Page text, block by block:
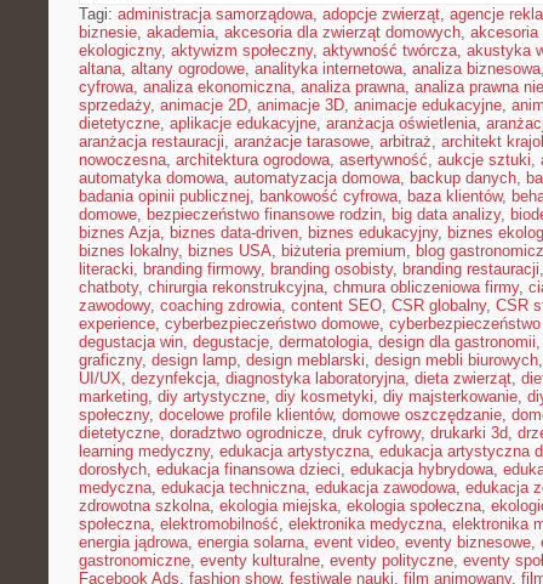
Tagi: administracja samorządowa, adopcje zwierząt, agencje
biznesie, akademia, akcesoria dla zwierząt domowych, akcesoria
ekologiczny, aktywizm społeczny, aktywność twórcza, akustyka
altana, altany ogrodowe, analityka internetowa, analiza biznesowa
cyfrowa, analiza ekonomiczna, analiza prawna, analiza prawna
sprzedaży, animacje 2D, animacje 3D, animacje edukacyjne,
dietetyczne, aplikacje edukacyjne, aranżacja oświetlenia,
aranżacja restauracji, aranżacje tarasowe, arbitraż, architekt
nowoczesna, architektura ogrodowa, asertywność, aukcje sztuki,
automatyka domowa, automatyzacja domowa, backup danych,
badania opinii publicznej, bankowość cyfrowa, baza klientów,
domowe, bezpieczeństwo finansowe rodzin, big data analizy,
biznes Azja, biznes data-driven, biznes edukacyjny, biznes
biznes lokalny, biznes USA, biżuteria premium, blog
literacki, branding firmowy, branding osobisty, branding restauracji
chatboty, chirurgia rekonstrukcyjna, chmura obliczeniowa firmy,
zawodowy, coaching zdrowia, content SEO, CSR globalny, CSR
experience, cyberbezpieczeństwo domowe,
degustacja win, degustacje, dermatologia, design dla gastronomii
graficzny, design lamp, design meblarski, design mebli biurowych
UI/UX, dezynfekcja, diagnostyka laboratoryjna, dieta zwierząt,
marketing, diy artystyczne, diy kosmetyki, diy majsterkowanie,
społeczny, docelowe profile klientów, domowe oszczędzanie,
dietetyczne, doradztwo ogrodnicze, druk cyfrowy, drukarki 3d,
learning medyczny, edukacja artystyczna, edukacja artystyczna
dorosłych, edukacja finansowa dzieci, edukacja hybrydowa,
medyczna, edukacja techniczna, edukacja zawodowa, edukacja
zdrowotna szkolna, ekologia miejska, ekologia społeczna,
społeczna, elektromobilność, elektronika medyczna, elektronika
energia jądrowa, energia solarna, event video, eventy biznesowe,
gastronomiczne, eventy kulturalne, eventy polityczne, eventy
Facebook Ads, fashion show, festiwale nauki, film animowany,